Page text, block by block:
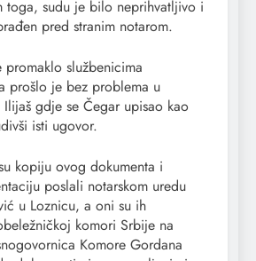
toga, sudu je bilo neprihvatljivo i
pred stranim notarom.
službenicima
prošlo je bez problema u
Ilijaš gdje se Čegar upisao kao
isti ugovor.
kopiju ovog dokumenta i
poslali notarskom uredu
u Loznicu, a oni su ih
komori Srbije na
Komore Gordana